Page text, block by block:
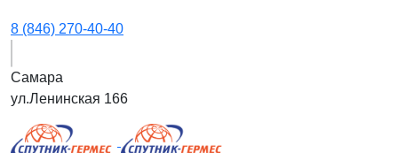
8 (846) 270-40-40
Самара
ул.Ленинская 166